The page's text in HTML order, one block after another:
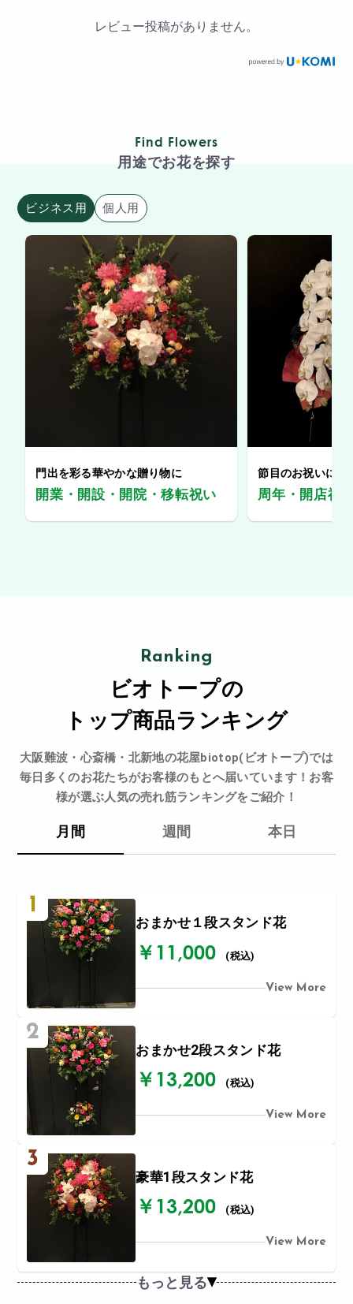
レビュー投稿がありません。
Find Flowers
用途でお花を探す
ビジネス用 個人用
門出を彩る華やかな贈り物に
開業・開設・開院・移転祝い
節目のお祝いに、
周年・開店祝
Ranking
ビオトープの
トップ商品ランキング
大阪難波・心斎橋・北新地の花屋biotop(ビオトープ)では
毎日多くのお花たちがお客様のもとへ届いています！お客
様が選ぶ人気の売れ筋ランキングをご紹介！
月間 週間 本日
1
おまかせ１段スタンド花
￥11,000 (税込)
View More
2
おまかせ2段スタンド花
￥13,200 (税込)
View More
3
豪華1段スタンド花
￥13,200 (税込)
View More
もっと見る